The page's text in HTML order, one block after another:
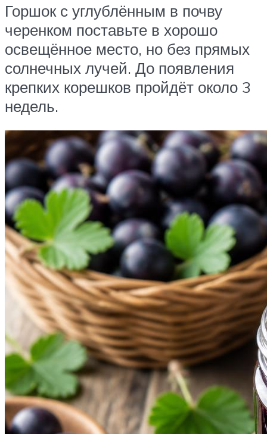
Горшок с углублённым в почву
черенком поставьте в хорошо
освещённое место, но без прямых
солнечных лучей. До появления
крепких корешков пройдёт около 3
недель.